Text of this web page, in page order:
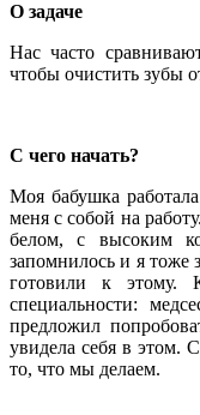
О задаче
Нас часто
чтобы очистить зубы
С чего начать?
Моя бабушка
меня с собой на
белом, с высоким
запомнилось и я тоже
готовили к этому.
специальности:
предложил
увидела себя в этом.
то, что мы делаем.